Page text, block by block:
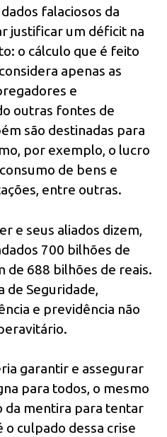
falaciosos da
justificar um déficit na
o cálculo que é feito
apenas as
e
outras fontes de
são destinadas para
por exemplo, o lucro
de bens e
entre outras.
e seus aliados dizem,
700 bilhões de
de 688 bilhões de reais.
de Seguridade,
e previdência não
garantir e assegurar
para todos, o mesmo
mentira para tentar
culpado dessa crise